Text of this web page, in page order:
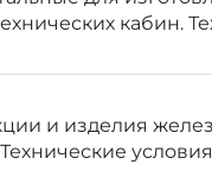
83 .
климатом
климатом
кабин.
и изделия